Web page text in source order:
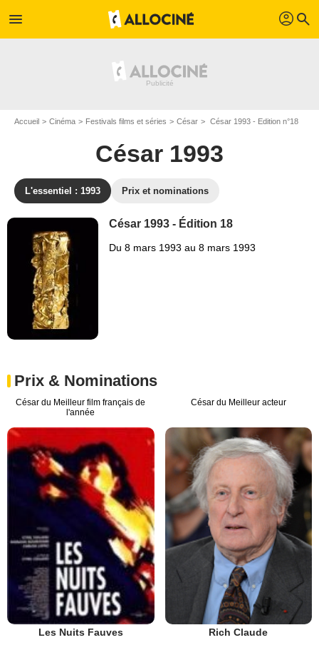
menu profil search
Accueil Cinéma Festivals films et séries César César 1993 - Edition n°18
César 1993
L'essentiel : 1993 Prix et nominations
César 1993 - Édition 18
Du 8 mars 1993 au 8 mars 1993
Prix & Nominations
César du Meilleur film français de
l'année
Les Nuits Fauves
César du Meilleur acteur
Rich Claude